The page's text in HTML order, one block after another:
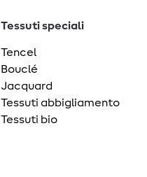
Tessuti speciali
Tencel
Bouclé
Jacquard
Tessuti abbigliamento
Tessuti bio